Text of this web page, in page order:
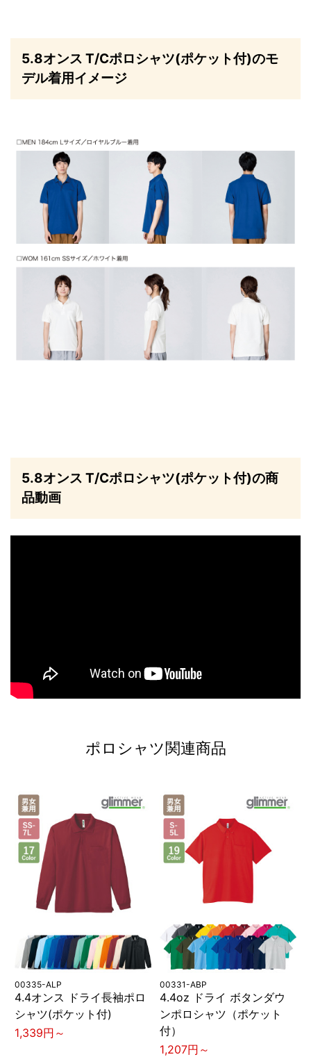
5.8オンス T/Cポロシャツ(ポケット付)のモ
デル着用イメージ
5.8オンス T/Cポロシャツ(ポケット付)の商
品動画
ポロシャツ関連商品
00335-ALP
4.4オンス ドライ長袖ポロ
シャツ(ポケット付)
1,339円～
00331-ABP
4.4oz ドライ ボタンダウ
ンポロシャツ（ポケット
付）
1,207円～